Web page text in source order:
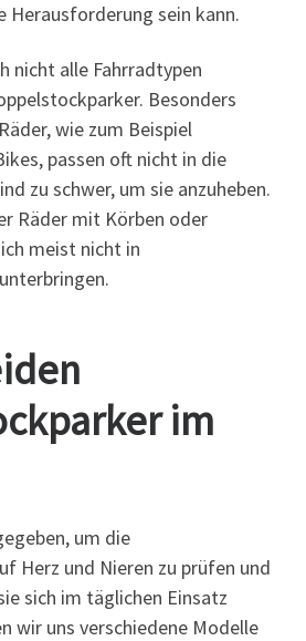
Herausforderung sein kann.
nicht alle Fahrradtypen
Besonders
wie zum Beispiel
passen oft nicht in die
zu schwer, um sie anzuheben.
Räder mit Körben oder
meist nicht in
im
um die
Herz und Nieren zu prüfen und
sich im täglichen Einsatz
wir uns verschiedene Modelle